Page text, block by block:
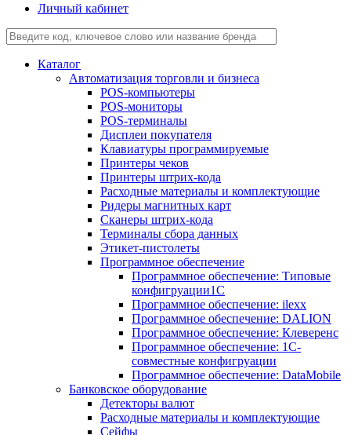
Личный кабинет
Каталог
Автоматизация торговли и бизнеса
POS-компьютеры
POS-мониторы
POS-терминалы
Дисплеи покупателя
Клавиатуры программируемые
Принтеры чеков
Принтеры штрих-кода
Расходные материалы и комплектующие
Ридеры магнитных карт
Сканеры штрих-кода
Терминалы сбора данных
Этикет-пистолеты
Программное обеспечение
Программное обеспечение: Типовые
конфигруации1С
Программное обеспечение: ilexx
Программное обеспечение: DALION
Программное обеспечение: Клеверенс
Программное обеспечение: 1С-
совместные конфигруации
Программное обеспечение: DataMobile
Банковское оборудование
Детекторы валют
Расходные материалы и комплектующие
Сейфы